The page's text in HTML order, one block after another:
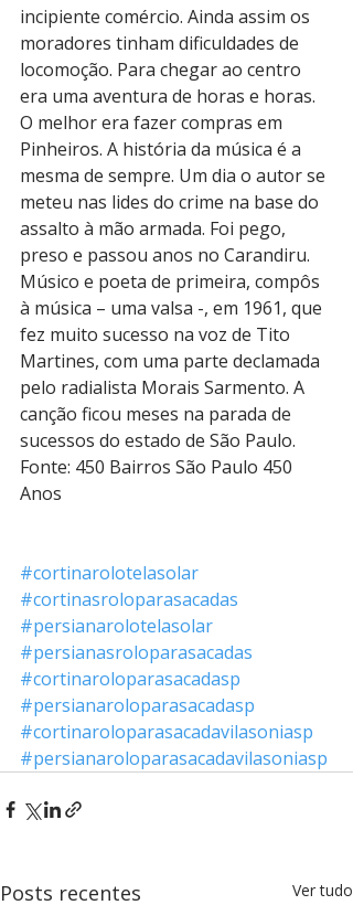
incipiente comércio. Ainda assim os
moradores tinham dificuldades de
locomoção. Para chegar ao centro
era uma aventura de horas e horas.
O melhor era fazer compras em
Pinheiros. A história da música é a
mesma de sempre. Um dia o autor se
meteu nas lides do crime na base do
assalto à mão armada. Foi pego,
preso e passou anos no Carandiru.
Músico e poeta de primeira, compôs
à música – uma valsa -, em 1961, que
fez muito sucesso na voz de Tito
Martines, com uma parte declamada
pelo radialista Morais Sarmento. A
canção ficou meses na parada de
sucessos do estado de São Paulo.
Fonte: 450 Bairros São Paulo 450
Anos
#cortinarolotelasolar
#cortinasroloparasacadas
#persianarolotelasolar
#persianasroloparasacadas
#cortinaroloparasacadasp
#persianaroloparasacadasp
#cortinaroloparasacadavilasoniasp
#persianaroloparasacadavilasoniasp
Posts recentes Ver tudo